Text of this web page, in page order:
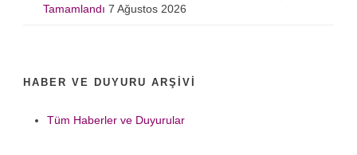
Tamamlandı 7 Ağustos 2026
HABER VE DUYURU ARŞIVI
Tüm Haberler ve Duyurular